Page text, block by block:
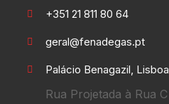
+351 21 811 80 64
geral@fenadegas.pt
Palácio Benagazil, Lisboa
Rua Projetada à Rua